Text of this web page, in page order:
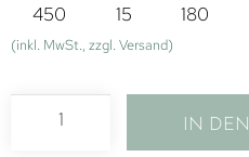
450
15 180
(inkl. MwSt., zzgl. Versand)
IN